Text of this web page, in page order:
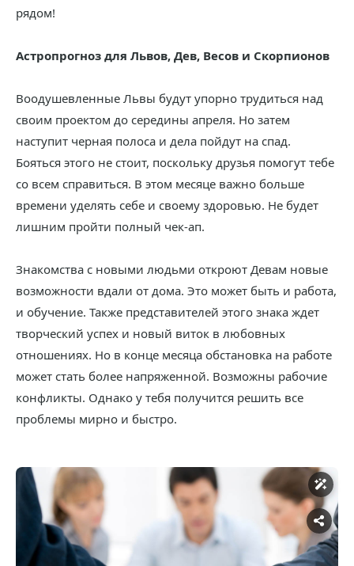
рядом!
Астропрогноз для Львов, Дев, Весов и Скорпионов
Воодушевленные Львы будут упорно трудиться над
своим проектом до середины апреля. Но затем
наступит черная полоса и дела пойдут на спад.
Бояться этого не стоит, поскольку друзья помогут тебе
со всем справиться. В этом месяце важно больше
времени уделять себе и своему здоровью. Не будет
лишним пройти полный чек-ап.
Знакомства с новыми людьми откроют Девам новые
возможности вдали от дома. Это может быть и работа,
и обучение. Также представителей этого знака ждет
творческий успех и новый виток в любовных
отношениях. Но в конце месяца обстановка на работе
может стать более напряженной. Возможны рабочие
конфликты. Однако у тебя получится решить все
проблемы мирно и быстро.